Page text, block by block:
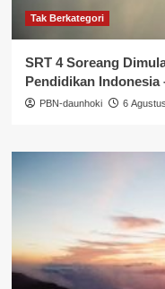
Tak Berkategori
SRT 4 Soreang
Pendidikan Indonesia
PBN-daunhoki 6